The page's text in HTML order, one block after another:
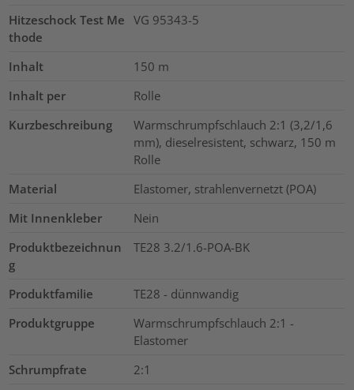
Hitzeschock Test Me
thode
VG 95343-5
Inhalt 150 m
Inhalt per
Rolle
Kurzbeschreibung
Warmschrumpfschlauch 2:1 (3,2/1,6
mm), dieselresistent, schwarz, 150 m
Rolle
Material
Elastomer, strahlenvernetzt (POA)
Mit Innenkleber
Nein
Produktbezeichnun
g
TE28 3.2/1.6-POA-BK
Produktfamilie
TE28 - dünnwandig
Produktgruppe
Warmschrumpfschlauch 2:1 -
Elastomer
Schrumpfrate
2:1